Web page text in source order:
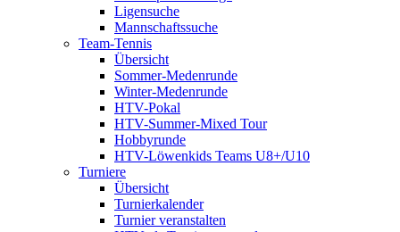
Ligensuche
Mannschaftssuche
Team-Tennis
Übersicht
Sommer-Medenrunde
Winter-Medenrunde
HTV-Pokal
HTV-Summer-Mixed Tour
Hobbyrunde
HTV-Löwenkids Teams U8+/U10
Turniere
Übersicht
Turnierkalender
Turnier veranstalten